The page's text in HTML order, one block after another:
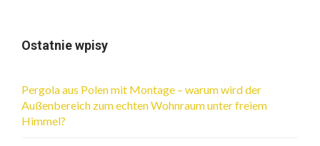
p
w
p
Ostatnie wpisy
Pergola aus Polen mit Montage – warum wird der
Außenbereich zum echten Wohnraum unter freiem
Himmel?